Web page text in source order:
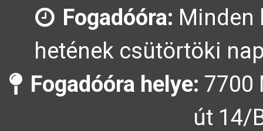
Fogadóóra: Minden
hetének csütörtöki
Fogadóóra helye: 7700
út 14/